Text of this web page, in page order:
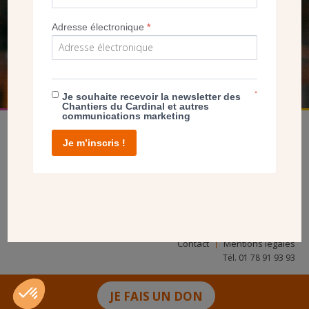
JE FAIS UN DON
NOUS PERMET D’AGIR
FAIRE UN DON
Contact Mentions légales
Tél. 01 78 91 93 93
Adresse électronique*
Je souhaite recevoir la newsletter des
Chantiers du Cardinal et autres
communications marketing
*
Je m’inscris !